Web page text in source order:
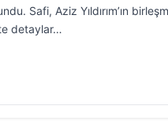
Safi, Aziz Yıldırım’ın
detaylar…